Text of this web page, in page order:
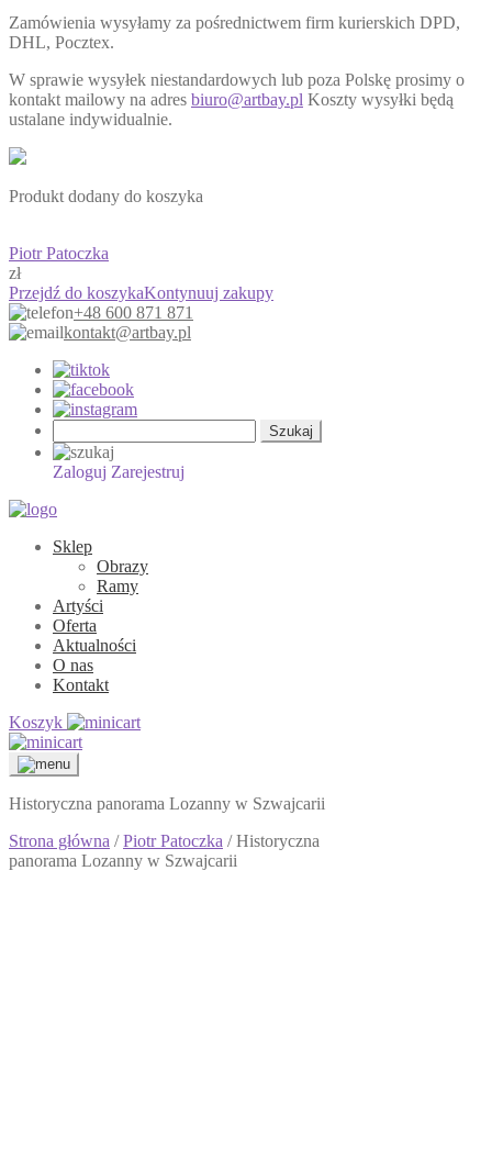
Zamówienia wysyłamy za pośrednictwem firm kurierskich DPD,
DHL, Pocztex.
W sprawie wysyłek niestandardowych lub poza Polskę prosimy o
kontakt mailowy na adres biuro@artbay.pl Koszty wysyłki będą
ustalane indywidualnie.
Produkt dodany do koszyka
Piotr Patoczka
zł
Przejdź do koszykaKontynuuj zakupy
+48 600 871 871
kontakt@artbay.pl
Zaloguj Zarejestruj
Sklep
Obrazy
Ramy
Artyści
Oferta
Aktualności
O nas
Kontakt
Koszyk
Historyczna panorama Lozanny w Szwajcarii
Strona główna /Piotr Patoczka / Historyczna
panorama Lozanny w Szwajcarii